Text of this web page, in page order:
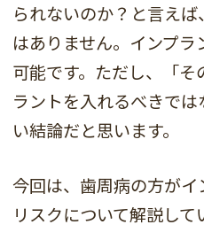
られないのか？と言え
はありません。インプ
可能です。ただし、「
ラントを入れるべきで
い結論だと思います。
今回は、歯周病の方が
リスクについて解説して